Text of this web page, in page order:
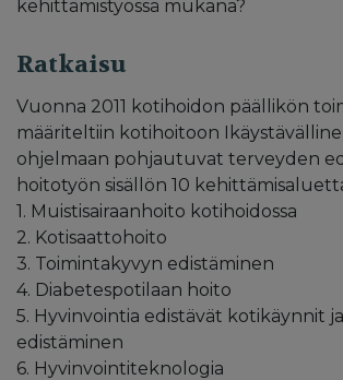
kehittämistyössä mukana?
Ratkaisu
Vuonna 2011 kotihoidon päällikön
määriteltiin kotihoitoon
ohjelmaan pohjautuvat terveyden
hoitotyön sisällön 10
1. Muistisairaanhoito kotihoidossa
2. Kotisaattohoito
3. Toimintakyvyn edistäminen
4. Diabetespotilaan hoito
5. Hyvinvointia edistävät kotikäynnit
edistäminen
6. Hyvinvointiteknologia